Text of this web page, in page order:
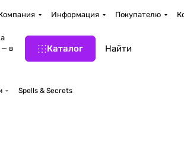
Информация Покупателю
— в
Каталог
Spells & Secrets